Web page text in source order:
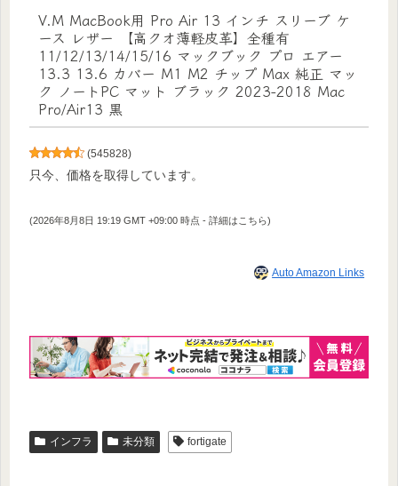
V.M MacBook用 Pro Air 13 インチ スリーブ ケ
ース レザー 【高クオ薄軽皮革】全種有
11/12/13/14/15/16 マックブック プロ エアー
13.3 13.6 カバー M1 M2 チップ Max 純正 マッ
ク ノートPC マット ブラック 2023-2018 Mac
Pro/Air13 黒
(545828)
只今、価格を取得しています。
(2026年8月8日 19:19 GMT +09:00 時点 - 詳細はこちら)
Auto Amazon Links
インフラ 未分類 fortigate